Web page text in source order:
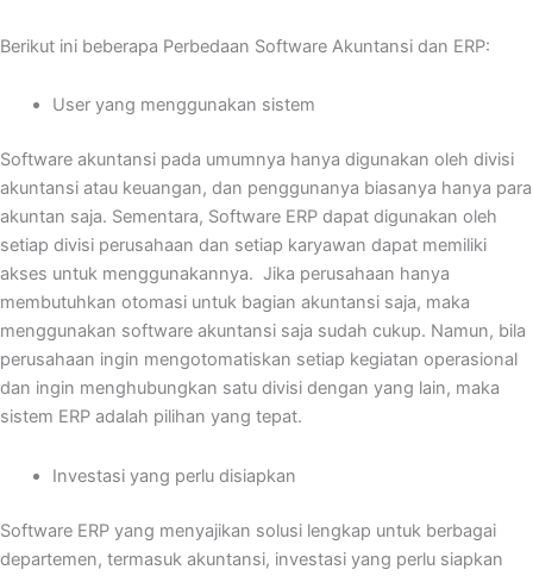
Berikut ini beberapa Perbedaan Software Akuntansi dan ERP:
User yang menggunakan sistem
Software akuntansi pada umumnya hanya digunakan oleh divisi
akuntansi atau keuangan, dan penggunanya biasanya hanya para
akuntan saja. Sementara, Software ERP dapat digunakan oleh
setiap divisi perusahaan dan setiap karyawan dapat memiliki
akses untuk menggunakannya. Jika perusahaan hanya
membutuhkan otomasi untuk bagian akuntansi saja, maka
menggunakan software akuntansi saja sudah cukup. Namun, bila
perusahaan ingin mengotomatiskan setiap kegiatan operasional
dan ingin menghubungkan satu divisi dengan yang lain, maka
sistem ERP adalah pilihan yang tepat.
Investasi yang perlu disiapkan
Software ERP yang menyajikan solusi lengkap untuk berbagai
departemen, termasuk akuntansi, investasi yang perlu siapkan